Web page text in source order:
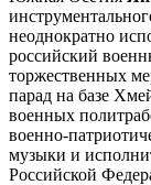
неоднократно
российский
торжественных
парад на базе
военных
военно-
музыки и
Российской